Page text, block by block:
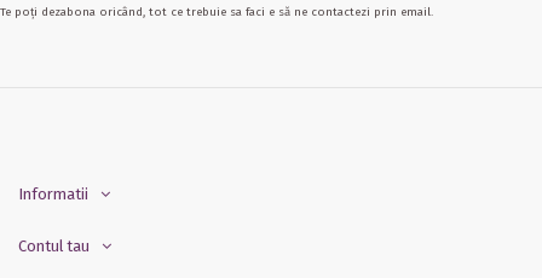
Te poți dezabona oricând, tot ce trebuie sa faci e să ne contactezi prin email.
Informatii
Contul tau